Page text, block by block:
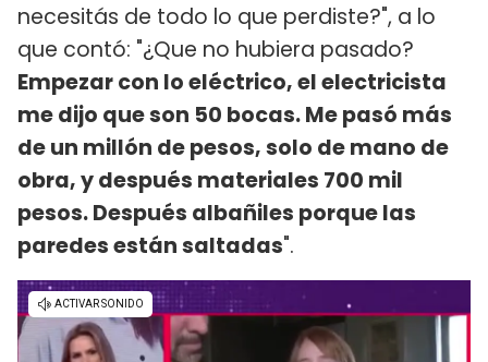
necesitás de todo lo que perdiste?", a lo
que contó: "¿Que no hubiera pasado?
Empezar con lo eléctrico, el electricista
me dijo que son 50 bocas. Me pasó más
de un millón de pesos, solo de mano de
obra, y después materiales 700 mil
pesos. Después albañiles porque las
paredes están saltadas".